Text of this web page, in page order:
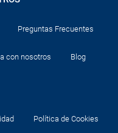
Preguntas Frecuentes
con nosotros Blog
Política de Cookies